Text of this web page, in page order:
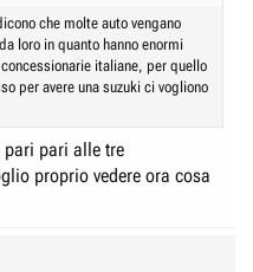
che molte auto vengano
loro in quanto hanno enormi
italiane, per quello
per avere una suzuki ci vogliono
pari pari alle tre
proprio vedere ora cosa